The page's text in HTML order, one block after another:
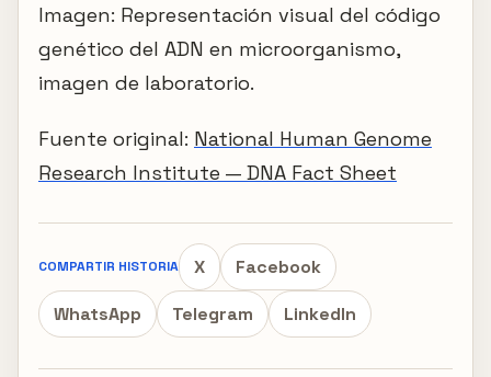
Imagen: Representación visual del código
genético del ADN en microorganismo,
imagen de laboratorio.
Fuente original: National Human Genome
Research Institute — DNA Fact Sheet
COMPARTIR HISTORIA X Facebook
WhatsApp Telegram LinkedIn